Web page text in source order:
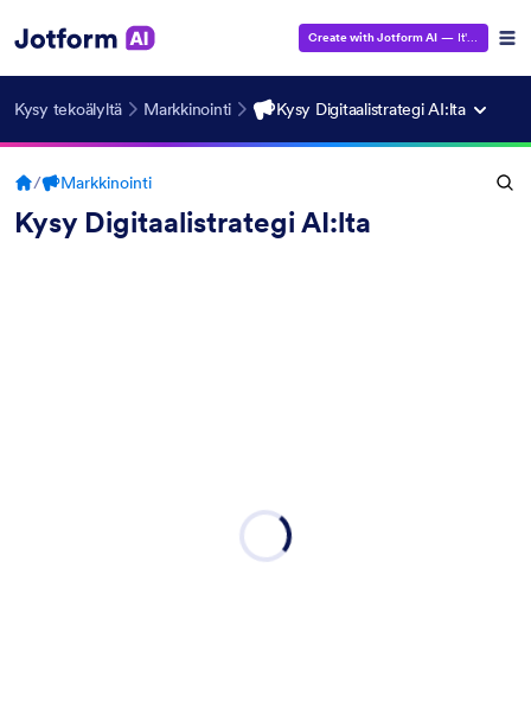
Create with Jotform AI — It's Free!
Kysy tekoälyltä Markkinointi Kysy Digitaalistrategi AI:lta
/ Markkinointi
Kysy Digitaalistrategi AI:lta